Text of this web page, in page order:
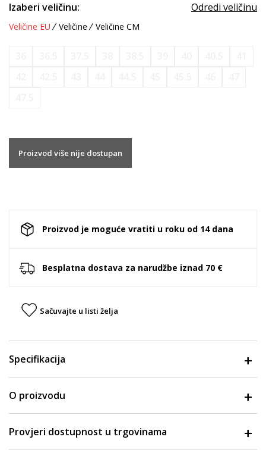
Izaberi veličinu: Odredi veličinu
Veličine EU Veličine Veličine CM
Proizvod više nije dostupan
Proizvod je moguće vratiti u roku od 14 dana
Besplatna dostava za narudžbe iznad 70 €
Sačuvajte u listi želja
Specifikacija
O proizvodu
Provjeri dostupnost u trgovinama